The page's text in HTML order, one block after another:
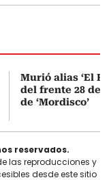
Murió alias ‘El
del frente 28 de
de ‘Mordisco’
reservados.
las reproducciones y
desde este sitio